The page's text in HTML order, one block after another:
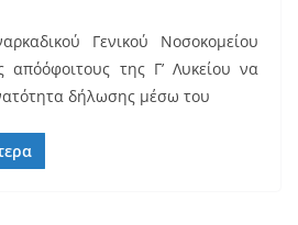
Γενικού Νοσοκομείου
απόόφοιτους της Γ’ Λυκείου να
δήλωσης μέσω του